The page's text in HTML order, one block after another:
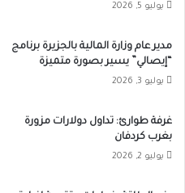
يوليو 5, 2026
مدير عام وزارة المالية بالجزيرة برنامج
“إيصالي” يسير بصورة متميزة
يوليو 3, 2026
غرفة طوارئ: تداول دولارات مزورة
بغرب كردفان
يوليو 2, 2026